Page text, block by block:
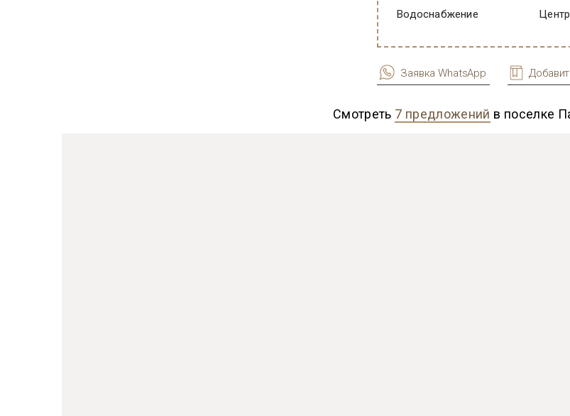
Водоснабжение
Заявка WhatsApp
Смотреть 7 предложений в поселке